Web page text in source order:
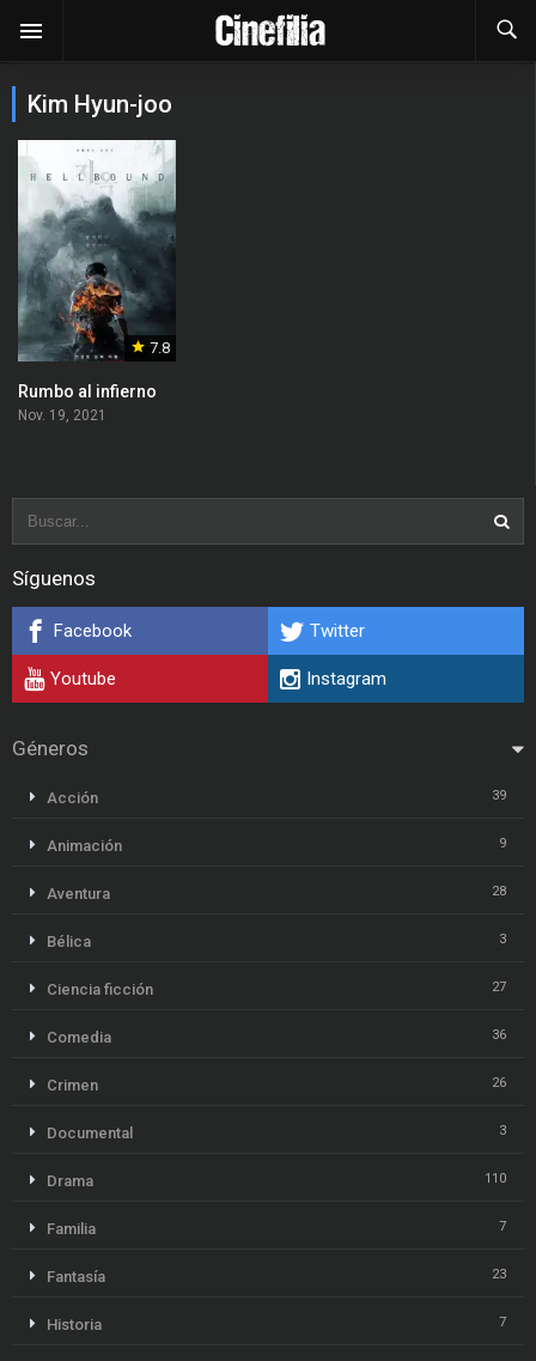
Kim Hyun-joo
7.8
Rumbo al infierno
Nov. 19, 2021
Síguenos
Facebook Twitter
Youtube Instagram
Géneros
Acción 39
Animación 9
Aventura 28
Bélica 3
Ciencia ficción 27
Comedia 36
Crimen 26
Documental 3
Drama 110
Familia 7
Fantasía 23
Historia 7